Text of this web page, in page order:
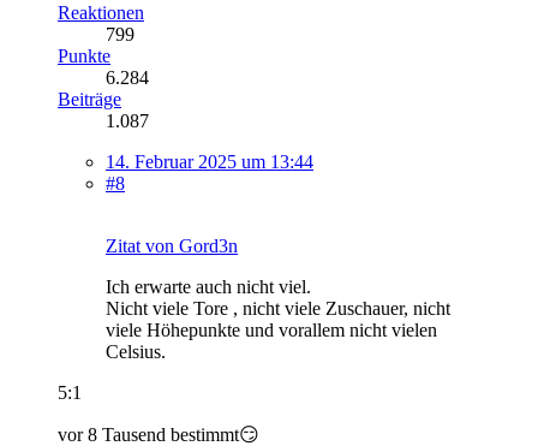
Reaktionen
799
Punkte
6.284
Beiträge
1.087
14. Februar 2025 um 13:44
#8
Zitat von Gord3n
Ich erwarte auch nicht viel.
Nicht viele Tore , nicht viele Zuschauer, nicht
viele Höhepunkte und vorallem nicht vielen
Celsius.
5:1
vor 8 Tausend bestimmt😏